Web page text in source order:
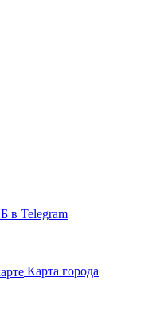
Карта города